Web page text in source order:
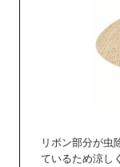
リボン部分が虫
ているため涼し